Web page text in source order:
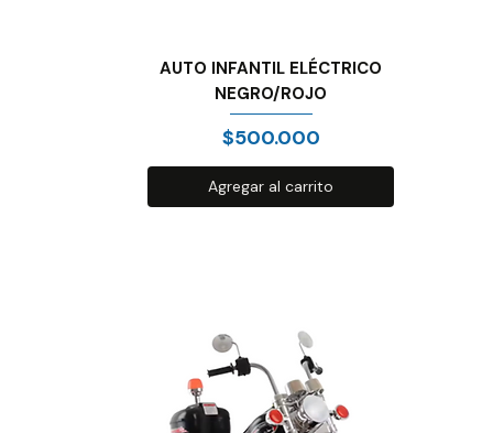
AUTO INFANTIL ELÉCTRICO
NEGRO/ROJO
Precio
$500.000
Agregar al carrito